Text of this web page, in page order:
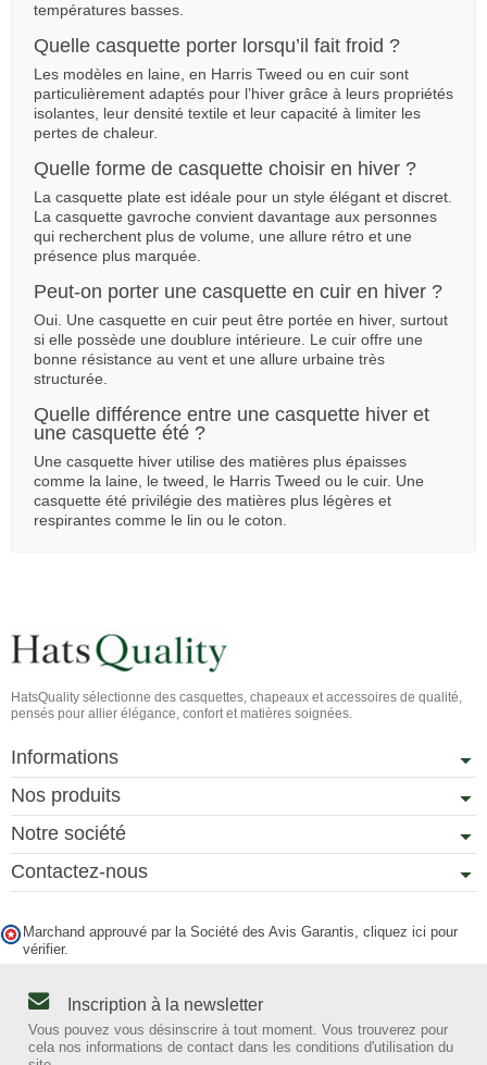
températures basses.
Quelle casquette porter lorsqu’il fait froid ?
Les modèles en laine, en Harris Tweed ou en cuir sont
particulièrement adaptés pour l’hiver grâce à leurs propriétés
isolantes, leur densité textile et leur capacité à limiter les
pertes de chaleur.
Quelle forme de casquette choisir en hiver ?
La casquette plate est idéale pour un style élégant et discret.
La casquette gavroche convient davantage aux personnes
qui recherchent plus de volume, une allure rétro et une
présence plus marquée.
Peut-on porter une casquette en cuir en hiver ?
Oui. Une casquette en cuir peut être portée en hiver, surtout
si elle possède une doublure intérieure. Le cuir offre une
bonne résistance au vent et une allure urbaine très
structurée.
Quelle différence entre une casquette hiver et
une casquette été ?
Une casquette hiver utilise des matières plus épaisses
comme la laine, le tweed, le Harris Tweed ou le cuir. Une
casquette été privilégie des matières plus légères et
respirantes comme le lin ou le coton.
HatsQuality sélectionne des casquettes, chapeaux et accessoires de qualité,
pensés pour allier élégance, confort et matières soignées.
Informations
Nos produits
Notre société
Contactez-nous
Marchand approuvé par la Société des Avis Garantis, cliquez ici pour
vérifier.
Inscription à la newsletter
Vous pouvez vous désinscrire à tout moment. Vous trouverez pour
cela nos informations de contact dans les conditions d'utilisation du